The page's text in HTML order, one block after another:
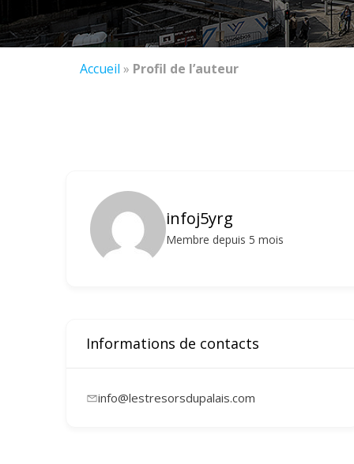
Accueil » Profil de l’auteur
infoj5yrg
Membre depuis 5 mois
Informations de contacts
info@lestresorsdupalais.com